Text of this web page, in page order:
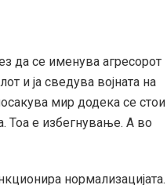
да се именува агресорот
и ја сведува војната на
мир додека се стои
Тоа е избегнување. А во
нормализацијата.